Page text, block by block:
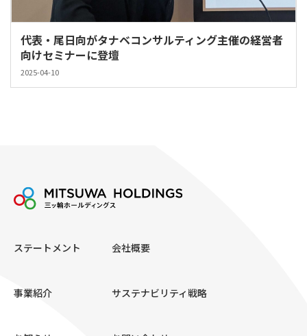
代表・尾日向がタナベコンサルティング主催の経営者
向けセミナーに登壇
2025-04-10
ステートメント 会社概要
事業紹介 サステナビリティ戦略